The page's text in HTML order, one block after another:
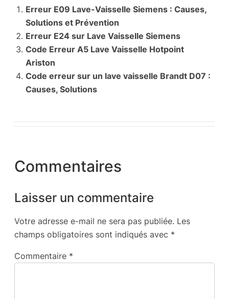
Erreur E09 Lave-Vaisselle Siemens : Causes,
Solutions et Prévention
Erreur E24 sur Lave Vaisselle Siemens
Code Erreur A5 Lave Vaisselle Hotpoint
Ariston
Code erreur sur un lave vaisselle Brandt D07 :
Causes, Solutions
Commentaires
Laisser un commentaire
Votre adresse e-mail ne sera pas publiée. Les
champs obligatoires sont indiqués avec *
Commentaire *